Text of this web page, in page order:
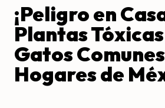
¡Peligro en
Plantas
Gatos
Hogares de